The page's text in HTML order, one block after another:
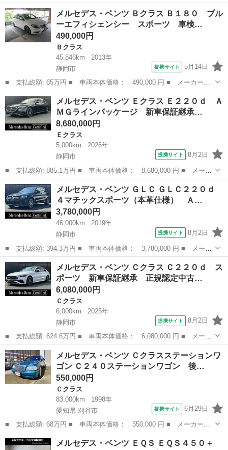
ー名： メルセデス・ベンツ ■ 車種名： ＧＬＣ ■ グレード
名： ＧＬＣ２２０ｄ ４マチック ＡＭＧラインパッケージ パノ
ラミックＳ／...
静岡 浜松市 ベンツ（メルセデス）
メルセデス・ベンツ Ｂクラス Ｂ１８０ ブル
ーエフィシェンシー スポーツ 車検…
490,000円
Ｂクラス
45,846km
2013年
静岡市
提携サイト 5月14日
■ 支払総額: 65万円 ■ 車両本体価格： 490,000 円 ■ メーカー
名： メルセデス・ベンツ ■ 車種名： Ｂクラス ■ グレード
名： Ｂ１８０ ブルーエフィシェンシー スポーツ 車検１０年５
月６日 禁煙車 ダイ...
静岡 静岡市 Ｂクラス
メルセデス・ベンツ Ｅクラス Ｅ２２０ｄ Ａ
ＭＧラインパッケージ 新車保証継承…
8,680,000円
Ｅクラス
5,000km
2026年
静岡市
提携サイト 8月2日
■ 支払総額: 885.1万円 ■ 車両本体価格： 8,680,000 円 ■ メーカ
ー名： メルセデス・ベンツ ■ 車種名： Ｅクラス ■ グレード
名： Ｅ２２０ｄ ＡＭＧラインパッケージ 新車保証継承 認定中
古車保証 ...
静岡 静岡市 Ｅクラス
メルセデス・ベンツ ＧＬＣ ＧＬＣ２２０ｄ
４マチックスポーツ（本革仕様） Ａ…
3,780,000円
46,000km
2019年
静岡市
提携サイト 8月2日
■ 支払総額: 394.3万円 ■ 車両本体価格： 3,780,000 円 ■ メーカ
ー名： メルセデス・ベンツ ■ 車種名： ＧＬＣ ■ グレード
名： ＧＬＣ２２０ｄ ４マチックスポーツ（本革仕様） ＡＭＧラ
インパッケー...
静岡 静岡市 ベンツ（メルセデス）
メルセデス・ベンツ Ｃクラス Ｃ２２０ｄ ス
ポーツ 新車保証継承 正規認定中古…
6,080,000円
Ｃクラス
6,000km
2025年
静岡市
提携サイト 8月2日
■ 支払総額: 624.6万円 ■ 車両本体価格： 6,080,000 円 ■ メーカ
ー名： メルセデス・ベンツ ■ 車種名： Ｃクラス ■ グレード
名： Ｃ２２０ｄ スポーツ 新車保証継承 正規認定中古車 認定
中古車保証...
静岡 静岡市 Ｃクラス
メルセデス・ベンツ Ｃクラスステーションワ
ゴン Ｃ２４０ステーションワゴン 後…
550,000円
Ｃクラス
83,000km
1998年
愛知県 刈谷市
提携サイト 6月29日
■ 支払総額: 68万円 ■ 車両本体価格： 550,000 円 ■ メーカー
名： メルセデス・ベンツ ■ 車種名： Ｃクラスステーションワゴ
ン ■ グレード名： Ｃ２４０ステーションワゴン 後期モデル 車
愛知 刈谷市 Ｃクラス
メルセデス・ベンツ ＥＱＳ ＥＱＳ４５０＋